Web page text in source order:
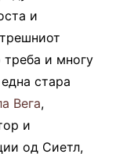
и
треба и многу
стара
Вега,
и
од Сиетл,